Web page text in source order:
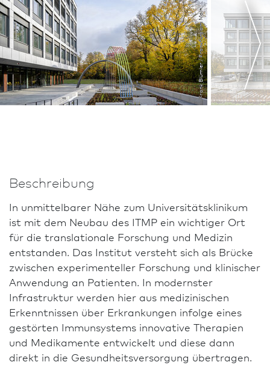
Frank Blümler / Frank­furt am Main
Beschreibung
In unmittelbarer Nähe zum Univer­sitätsklinikum
ist mit dem Neu­bau des ITMP ein wichtiger Ort
für die translationale Forschung und Medizin
entstanden. Das Institut versteht sich als Brücke
zwischen experi­men­teller Forschung und klinischer
Anwendung an Patienten. In modernster
Infrastruktur werden hier aus medizinischen
Erkenntnissen über Erkrankungen infolge eines
gestörten Immunsystems innovative Therapien
und Medikamente entwickelt und diese dann
direkt in die Gesundheitsversorgung übertragen.